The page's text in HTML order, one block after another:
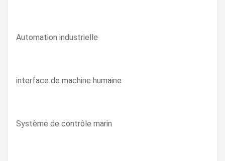
Automation industrielle
interface de machine humaine
Système de contrôle marin